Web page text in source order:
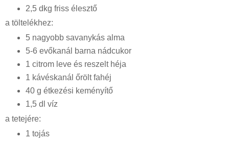
2,5 dkg friss élesztő
a töltelékhez:
5 nagyobb savanykás alma
5-6 evőkanál barna nádcukor
1 citrom leve és reszelt héja
1 kávéskanál őrölt fahéj
40 g étkezési keményítő
1,5 dl víz
a tetejére:
1 tojás